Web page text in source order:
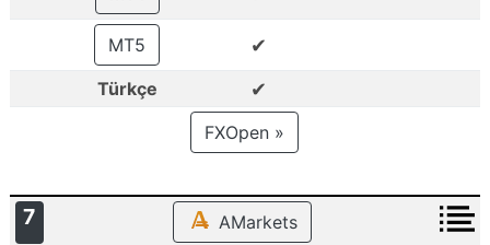
MT5 ✔
Türkçe ✔
FXOpen »
7 AMarkets